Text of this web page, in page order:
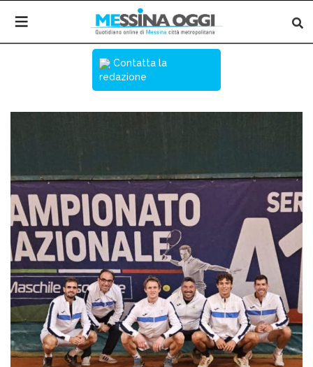
Contatta la
redazione